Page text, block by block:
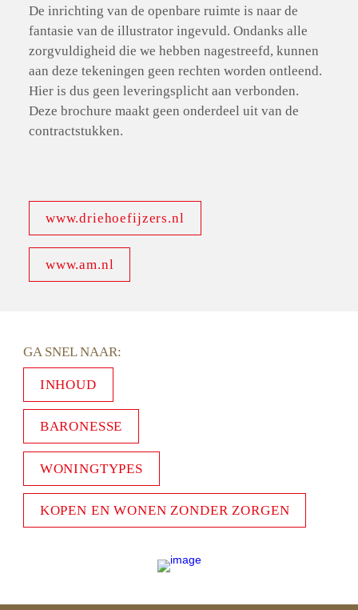
De inrichting van de openbare ruimte is naar de
fantasie van de illustrator ingevuld. Ondanks alle
zorgvuldigheid die we hebben nagestreefd, kunnen
aan deze tekeningen geen rechten worden ontleend.
Hier is dus geen leveringsplicht aan verbonden.
Deze brochure maakt geen onderdeel uit van de
contractstukken.
www.driehoefijzers.nl
www.am.nl
GA SNEL NAAR:
INHOUD
BARONESSE
WONINGTYPES
KOPEN EN WONEN ZONDER ZORGEN